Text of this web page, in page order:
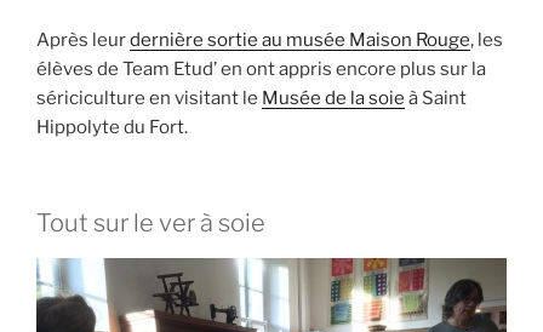
Après leurdernière sortie au musée Maison Rouge, les
élèves de Team Etud’ en ont appris encore plus sur la
sériciculture en visitant le Musée de la soie à Saint
Hippolyte du Fort.
Tout sur le ver à soie